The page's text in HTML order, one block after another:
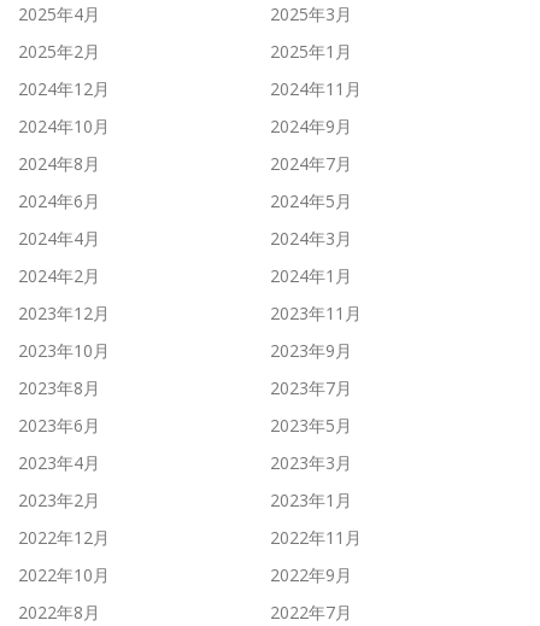
2025年4月
2025年3月
2025年2月
2025年1月
2024年12月
2024年11月
2024年10月
2024年9月
2024年8月
2024年7月
2024年6月
2024年5月
2024年4月
2024年3月
2024年2月
2024年1月
2023年12月
2023年11月
2023年10月
2023年9月
2023年8月
2023年7月
2023年6月
2023年5月
2023年4月
2023年3月
2023年2月
2023年1月
2022年12月
2022年11月
2022年10月
2022年9月
2022年8月
2022年7月